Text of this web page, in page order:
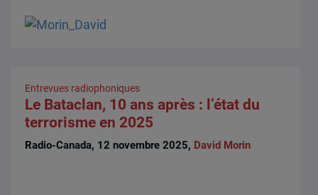
Entrevues radiophoniques
Le Bataclan, 10 ans après : l’état du
terrorisme en 2025
Radio-Canada, 12 novembre 2025, David Morin